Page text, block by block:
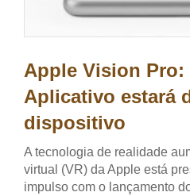
Apple Vision Pro:
Aplicativo estará
dispositivo
A tecnologia de realidade
virtual (VR) da Apple está
impulso com o lançamento